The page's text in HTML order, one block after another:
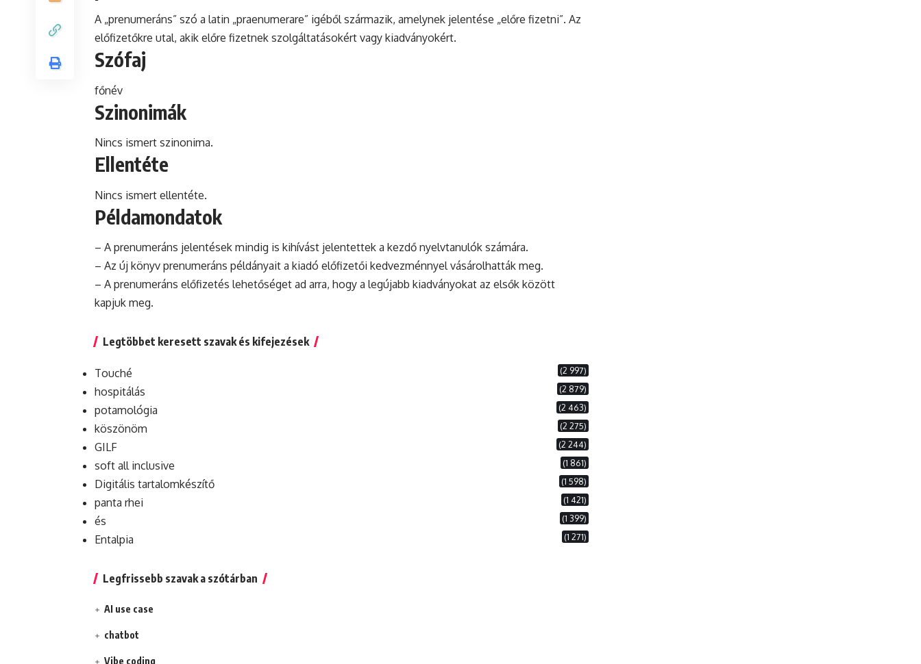
A „prenumeráns” szó a latin „praenumerare” igéből származik, amelynek jelentése „előre fizetni”. Az
előfizetőkre utal, akik előre fizetnek szolgáltatásokért vagy kiadványokért.
Szófaj
főnév
Szinonimák
Nincs ismert szinonima.
Ellentéte
Nincs ismert ellentéte.
Példamondatok
– A prenumeráns jelentések mindig is kihívást jelentettek a kezdő nyelvtanulók számára.
– Az új könyv prenumeráns példányait a kiadó előfizetői kedvezménnyel vásárolhatták meg.
– A prenumeráns előfizetés lehetőséget ad arra, hogy a legújabb kiadványokat az elsők között
kapjuk meg.
Legtöbbet keresett szavak és kifejezések
Touché (2 997)
hospitálás (2 879)
potamológia (2 463)
köszönöm (2 275)
GILF (2 244)
soft all inclusive (1 861)
Digitális tartalomkészítő (1 598)
panta rhei (1 421)
és (1 399)
Entalpia (1 271)
Legfrissebb szavak a szótárban
AI use case
chatbot
Vibe coding